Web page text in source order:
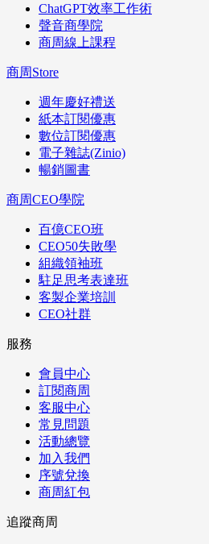
ChatGPT效率工作術
聲音商學院
商周線上課程
商周Store
週年慶好禮送
紙本訂閱優惠
數位訂閱優惠
電子雜誌(Zinio)
暢銷圖書
商周CEO學院
百億CEO班
CEO50失敗學
組織領袖班
駐足思考表達班
客製企業培訓
CEO社群
服務
會員中心
訂閱商周
客服中心
常見問題
活動總覽
加入我們
序號兌換
商周紅包
追蹤商周